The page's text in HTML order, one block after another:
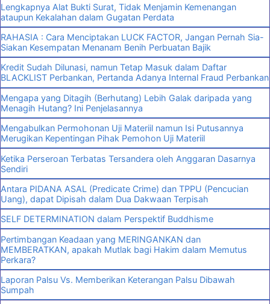
Lengkapnya Alat Bukti Surat, Tidak Menjamin Kemenangan
ataupun Kekalahan dalam Gugatan Perdata
RAHASIA : Cara Menciptakan LUCK FACTOR, Jangan Pernah Sia-
Siakan Kesempatan Menanam Benih Perbuatan Bajik
Kredit Sudah Dilunasi, namun Tetap Masuk dalam Daftar
BLACKLIST Perbankan, Pertanda Adanya Internal Fraud Perbankan
Mengapa yang Ditagih (Berhutang) Lebih Galak daripada yang
Menagih Hutang? Ini Penjelasannya
Mengabulkan Permohonan Uji Materiil namun Isi Putusannya
Merugikan Kepentingan Pihak Pemohon Uji Materiil
Ketika Perseroan Terbatas Tersandera oleh Anggaran Dasarnya
Sendiri
Antara PIDANA ASAL (Predicate Crime) dan TPPU (Pencucian
Uang), dapat Dipisah dalam Dua Dakwaan Terpisah
SELF DETERMINATION dalam Perspektif Buddhisme
Pertimbangan Keadaan yang MERINGANKAN dan
MEMBERATKAN, apakah Mutlak bagi Hakim dalam Memutus
Perkara?
Laporan Palsu Vs. Memberikan Keterangan Palsu Dibawah
Sumpah